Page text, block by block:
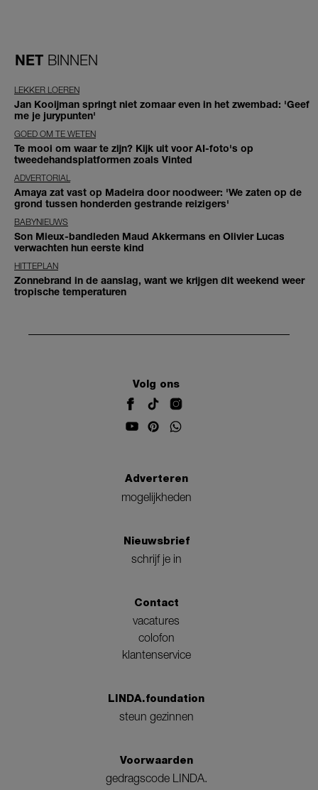
NET BINNEN
LEKKER LOEREN
Jan Kooijman springt niet zomaar even in het zwembad: 'Geef
me je jurypunten'
GOED OM TE WETEN
Te mooi om waar te zijn? Kijk uit voor AI-foto's op
tweedehandsplatformen zoals Vinted
ADVERTORIAL
Amaya zat vast op Madeira door noodweer: 'We zaten op de
grond tussen honderden gestrande reizigers'
BABYNIEUWS
Son Mieux-bandleden Maud Akkermans en Olivier Lucas
verwachten hun eerste kind
HITTEPLAN
Zonnebrand in de aanslag, want we krijgen dit weekend weer
tropische temperaturen
Volg ons
Adverteren
mogelijkheden
Nieuwsbrief
schrijf je in
Contact
vacatures
colofon
klantenservice
LINDA.foundation
steun gezinnen
Voorwaarden
gedragscode LINDA.